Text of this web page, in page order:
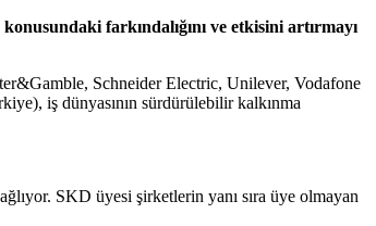
farkındalığını ve etkisini artırmayı
Schneider Electric, Unilever, Vodafone
iş dünyasının sürdürülebilir kalkınma
SKD üyesi şirketlerin yanı sıra üye olmayan